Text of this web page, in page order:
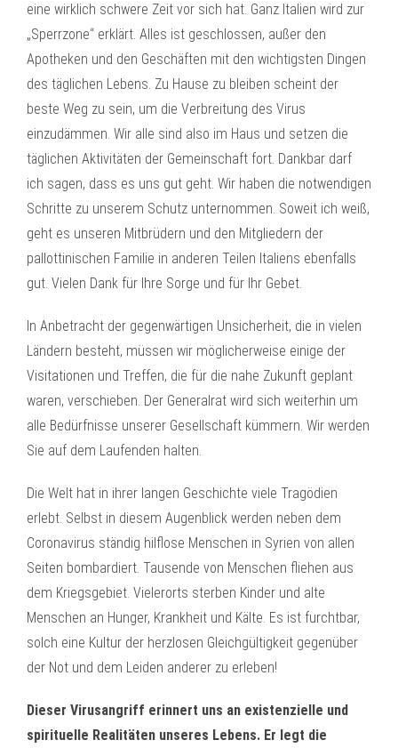
eine wirklich schwere Zeit vor sich hat. Ganz Italien wird zur
„Sperrzone“ erklärt. Alles ist geschlossen, außer den
Apotheken und den Geschäften mit den wichtigsten Dingen
des täglichen Lebens. Zu Hause zu bleiben scheint der
beste Weg zu sein, um die Verbreitung des Virus
einzudämmen. Wir alle sind also im Haus und setzen die
täglichen Aktivitäten der Gemeinschaft fort. Dankbar darf
ich sagen, dass es uns gut geht. Wir haben die notwendigen
Schritte zu unserem Schutz unternommen. Soweit ich weiß,
geht es unseren Mitbrüdern und den Mitgliedern der
pallottinischen Familie in anderen Teilen Italiens ebenfalls
gut. Vielen Dank für Ihre Sorge und für Ihr Gebet.
In Anbetracht der gegenwärtigen Unsicherheit, die in vielen
Ländern besteht, müssen wir möglicherweise einige der
Visitationen und Treffen, die für die nahe Zukunft geplant
waren, verschieben. Der Generalrat wird sich weiterhin um
alle Bedürfnisse unserer Gesellschaft kümmern. Wir werden
Sie auf dem Laufenden halten.
Die Welt hat in ihrer langen Geschichte viele Tragödien
erlebt. Selbst in diesem Augenblick werden neben dem
Coronavirus ständig hilflose Menschen in Syrien von allen
Seiten bombardiert. Tausende von Menschen fliehen aus
dem Kriegsgebiet. Vielerorts sterben Kinder und alte
Menschen an Hunger, Krankheit und Kälte. Es ist furchtbar,
solch eine Kultur der herzlosen Gleichgültigkeit gegenüber
der Not und dem Leiden anderer zu erleben!
Dieser Virusangriff erinnert uns an existenzielle und
spirituelle Realitäten unseres Lebens. Er legt die